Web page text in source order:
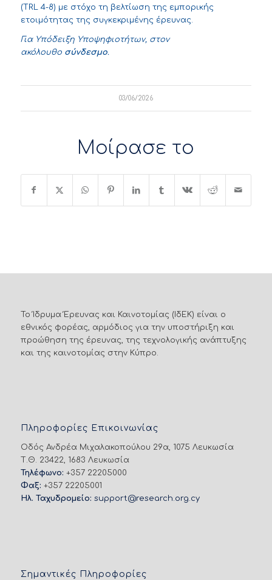
(TRL 4-8) με στόχο τη βελτίωση της εμπορικής
ετοιμότητας της συγκεκριμένης έρευνας.
Για Υπόδειξη Υποψηφιοτήτων, στον
ακόλουθο σύνδεσμο.
03/06/2026
Μοίρασε το
Το Ίδρυμα Έρευνας και Καινοτομίας (ΙδΕΚ) είναι ο
εθνικός φορέας, αρμόδιος για την υποστήριξη και
προώθηση της έρευνας, της τεχνολογικής ανάπτυξης
και της καινοτομίας στην Κύπρο.
Πληροφορίες Επικοινωνίας
Οδός Ανδρέα Μιχαλακοπούλου 29α, 1075 Λευκωσία
Τ.Θ. 23422, 1683 Λευκωσία
Τηλέφωνο: +357 22205000
Φαξ: +357 22205001
Ηλ. Ταχυδρομείο: support@research.org.cy
Σημαντικές Πληροφορίες